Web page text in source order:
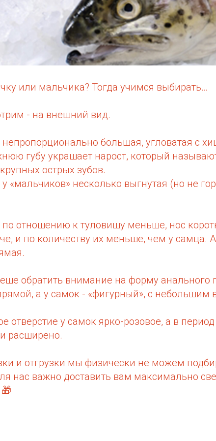
или мальчика? Тогда учимся выбирать…
- на внешний вид.
непропорционально большая, угловатая с
губу украшает нарост, который
острых зубов.
«мальчиков» несколько выгнутая (но не
по отношению к туловищу меньше, нос
и по количеству их меньше, чем у самца.
обратить внимание на форму анального
а у самок - «фигурный», с небольшим
отверстие у самок ярко-розовое, а в
расширено.
и отгрузки мы физически не можем
нас важно доставить вам максимально